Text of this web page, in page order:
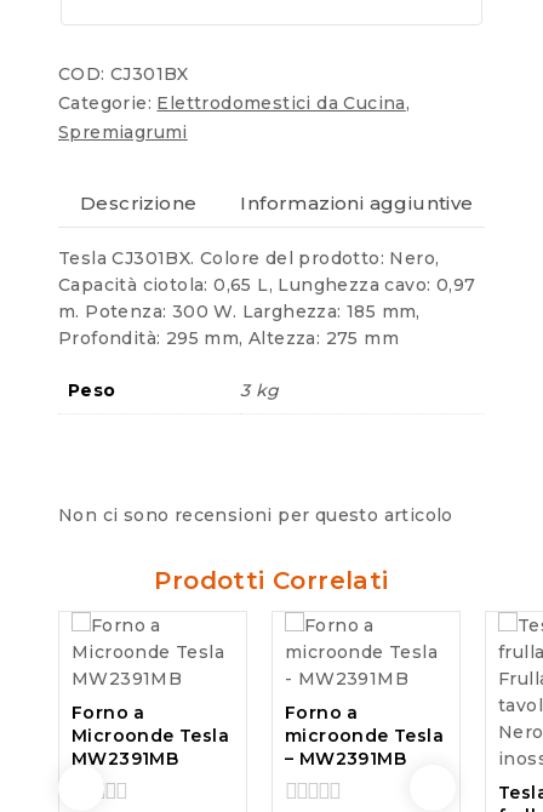
COD: CJ301BX
Categorie: Elettrodomestici da Cucina,
Spremiagrumi
Descrizione Informazioni aggiuntive
Tesla CJ301BX. Colore del prodotto: Nero,
Capacità ciotola: 0,65 L, Lunghezza cavo: 0,97
m. Potenza: 300 W. Larghezza: 185 mm,
Profondità: 295 mm, Altezza: 275 mm
Peso 3 kg
Non ci sono recensioni per questo articolo
Prodotti Correlati
Forno a
Microonde Tesla
MW2391MB
Forno a
microonde Tesla
– MW2391MB